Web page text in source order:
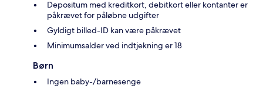
Depositum med kreditkort, debitkort eller kontanter er
påkrævet for påløbne udgifter
Gyldigt billed-ID kan være påkrævet
Minimumsalder ved indtjekning er 18
Børn
Ingen baby-/barnesenge